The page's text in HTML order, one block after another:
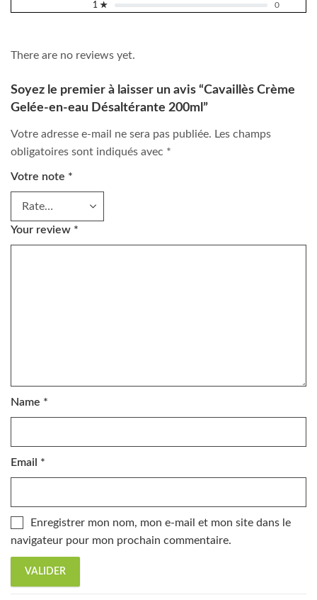
1 ★
0
There are no reviews yet.
Soyez le premier à laisser un avis “Cavaillès Crème
Gelée-en-eau Désaltérante 200ml”
Votre adresse e-mail ne sera pas publiée. Les champs
obligatoires sont indiqués avec *
Votre note *
Your review *
Name *
Email *
Enregistrer mon nom, mon e-mail et mon site dans le
navigateur pour mon prochain commentaire.